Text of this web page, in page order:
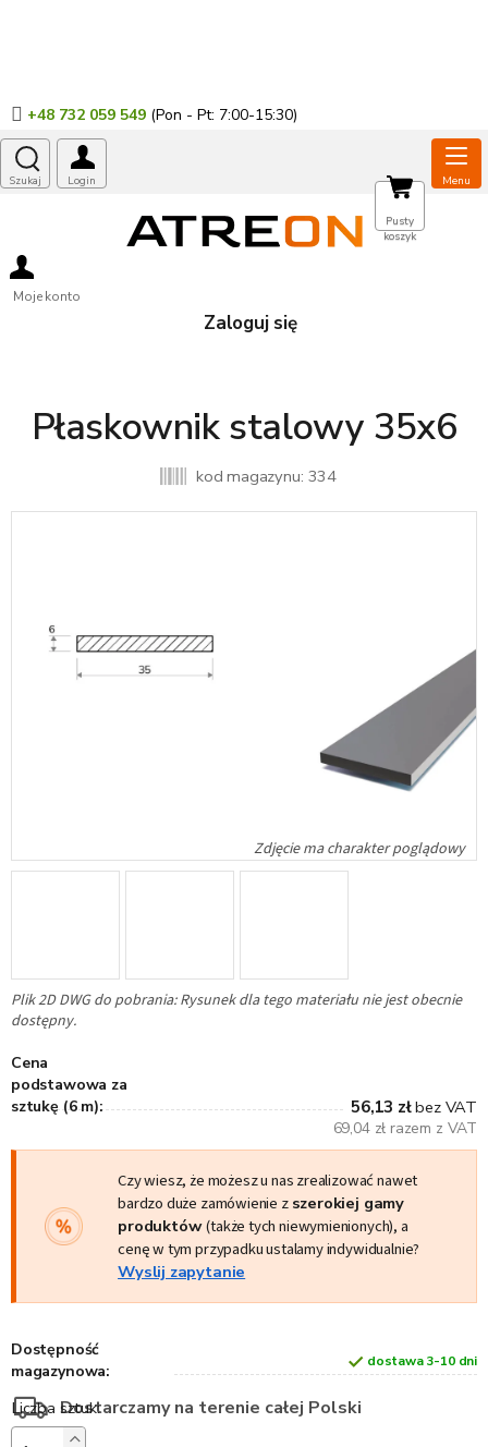
+48 732 059 549
Moje konto
Zaloguj się
KOSZYK
Pusty
koszyk
Płaskownik stalowy 35x6
kod magazynu: 334
Plik 2D DWG do pobrania: Rysunek dla tego materiału nie jest obecnie
dostępny.
Cena
podstawowa za
sztukę (6 m):
56,13 złbez VAT
69,04 zł razem z VAT
Czy wiesz, że możesz u nas zrealizować nawet
bardzo duże zamówienie z szerokiej gamy
produktów(także tych niewymienionych), a
cenę w tym przypadku ustalamy indywidualnie?
Wyslij zapytanie
Dostępność
magazynowa:
dostawa 3-10 dni
Dostarczamy na terenie całej Polski